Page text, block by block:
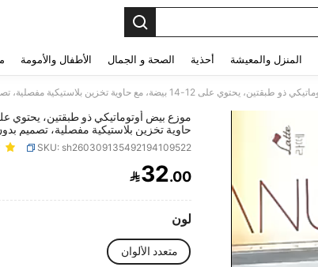
المنزل والمعيشة أحذية الصحة و الجمال الأطفال والأمومة
حاوية تخزين بلاستيكية مفصلية، تصميم
في الثلاجة وصينية بيض للمطبخ
SKU: sh260309135492194109522
AVAILABILITY
32.00
لون
متعدد الألوان